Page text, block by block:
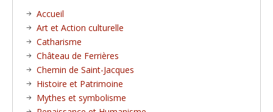
Accueil
Art et Action culturelle
Catharisme
Château de Ferrières
Chemin de Saint-Jacques
Histoire et Patrimoine
Mythes et symbolisme